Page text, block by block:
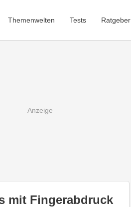
Themenwelten Tests Ratgeber
mit Fingerabdruck